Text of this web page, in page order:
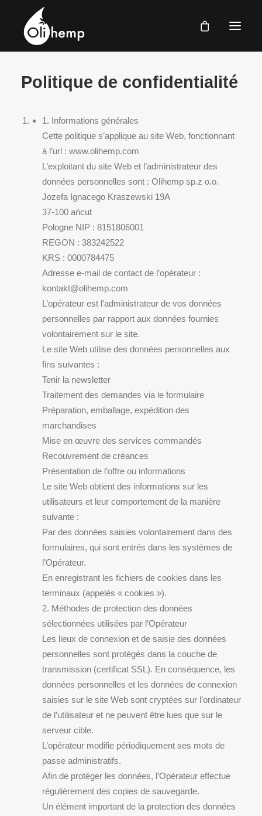
FRANÇAIS
BOUTIQUE
CONNEXION
Politique de confidentialité
1. Informations générales
Cette politique s’applique au site Web, fonctionnant
à l’url : www.olihemp.com
L’exploitant du site Web et l’administrateur des
données personnelles sont : Olihemp sp.z o.o.
Jozefa Ignacego Kraszewski 19A
37-100 ańcut
Pologne NIP : 8151806001
REGON : 383242522
KRS : 0000784475
Adresse e-mail de contact de l’opérateur :
kontakt@olihemp.com
L’opérateur est l’administrateur de vos données
personnelles par rapport aux données fournies
volontairement sur le site.
Le site Web utilise des données personnelles aux
fins suivantes :
Tenir la newsletter
Traitement des demandes via le formulaire
Préparation, emballage, expédition des
marchandises
Mise en œuvre des services commandés
Recouvrement de créances
Présentation de l’offre ou informations
Le site Web obtient des informations sur les
utilisateurs et leur comportement de la manière
suivante :
Par des données saisies volontairement dans des
formulaires, qui sont entrés dans les systèmes de
l’Opérateur.
En enregistrant les fichiers de cookies dans les
terminaux (appelés « cookies »).
2. Méthodes de protection des données
sélectionnées utilisées par l’Opérateur
Les lieux de connexion et de saisie des données
personnelles sont protégés dans la couche de
transmission (certificat SSL). En conséquence, les
données personnelles et les données de connexion
saisies sur le site Web sont cryptées sur l’ordinateur
de l’utilisateur et ne peuvent être lues que sur le
serveur cible.
L’opérateur modifie périodiquement ses mots de
passe administratifs.
Afin de protéger les données, l’Opérateur effectue
régulièrement des copies de sauvegarde.
Un élément important de la protection des données